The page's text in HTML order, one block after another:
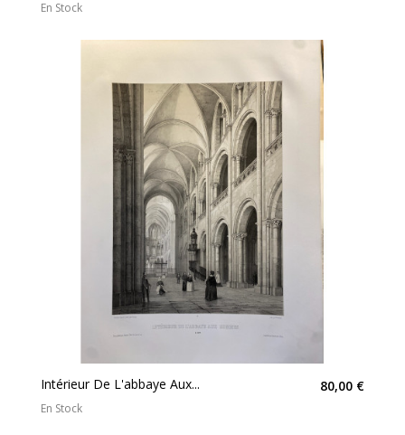
En Stock
Intérieur De L'abbaye Aux... 80,00 €
En Stock